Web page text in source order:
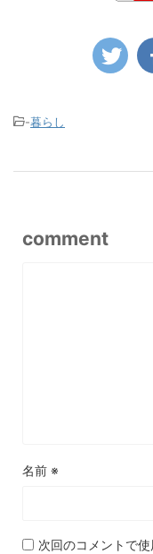
-暮らし
comment
名前 ※
次回のコメントで